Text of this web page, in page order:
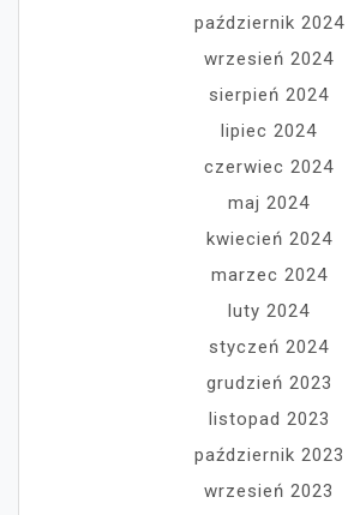
październik 2024
wrzesień 2024
sierpień 2024
lipiec 2024
czerwiec 2024
maj 2024
kwiecień 2024
marzec 2024
luty 2024
styczeń 2024
grudzień 2023
listopad 2023
październik 2023
wrzesień 2023